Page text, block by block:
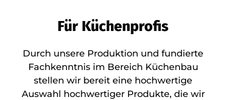
Für Küchenprofis
Durch unsere Produktion und fundierte
Fachkenntnis im Bereich Küchenbau
stellen wir bereit eine hochwertige
Auswahl hochwertiger Produkte, die wir